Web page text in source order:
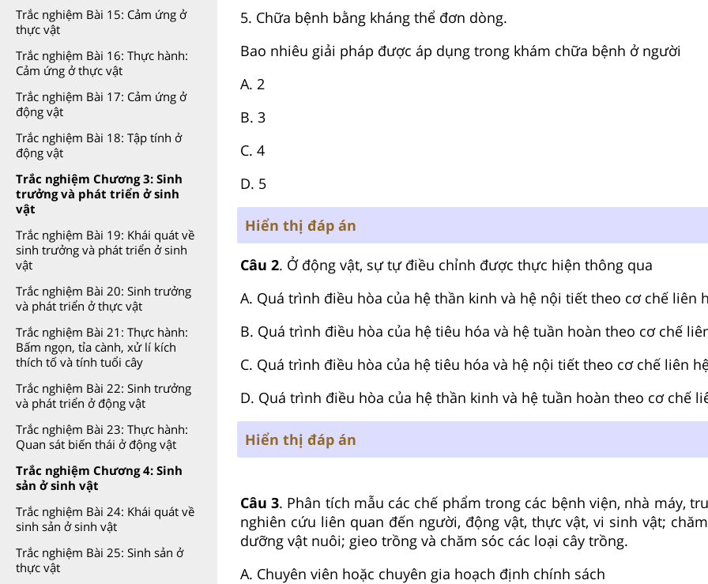
Trắc nghiệm Bài 15: Cảm ứng ở
thực vật
Trắc nghiệm Bài 16: Thực hành:
Cảm ứng ở thực vật
Trắc nghiệm Bài 17: Cảm ứng ở
động vật
Trắc nghiệm Bài 18: Tập tính ở
động vật
Trắc nghiệm Chương 3: Sinh
trưởng và phát triển ở sinh
vật
Trắc nghiệm Bài 19: Khái quát về
sinh trưởng và phát triển ở sinh
vật
Trắc nghiệm Bài 20: Sinh trưởng
và phát triển ở thực vật
Trắc nghiệm Bài 21: Thực hành:
Bấm ngọn, tỉa cành, xử lí kích
thích tố và tính tuổi cây
Trắc nghiệm Bài 22: Sinh trưởng
và phát triển ở động vật
Trắc nghiệm Bài 23: Thực hành:
Quan sát biến thái ở động vật
Trắc nghiệm Chương 4: Sinh
sản ở sinh vật
Trắc nghiệm Bài 24: Khái quát về
sinh sản ở sinh vật
Trắc nghiệm Bài 25: Sinh sản ở
thực vật
5. Chữa bệnh bằng kháng thể đơn dòng.
Bao nhiêu giải pháp được áp dụng trong khám chữa bệnh ở người
A. 2
B. 3
C. 4
D. 5
Hiển thị đáp án
Câu 2. Ở động vật, sự tự điều chỉnh được thực hiện thông qua
A. Quá trình điều hòa của hệ thần kinh và hệ nội tiết theo cơ chế liên
B. Quá trình điều hòa của hệ tiêu hóa và hệ tuần hoàn theo cơ chế
C. Quá trình điều hòa của hệ tiêu hóa và hệ nội tiết theo cơ chế liên
D. Quá trình điều hòa của hệ thần kinh và hệ tuần hoàn theo cơ chế
Hiển thị đáp án
Câu 3. Phân tích mẫu các chế phẩm trong các bệnh viện, nhà máy,
nghiên cứu liên quan đến người, động vật, thực vật, vi sinh vật;
dưỡng vật nuôi; gieo trồng và chăm sóc các loại cây trồng.
A. Chuyên viên hoặc chuyên gia hoạch định chính sách